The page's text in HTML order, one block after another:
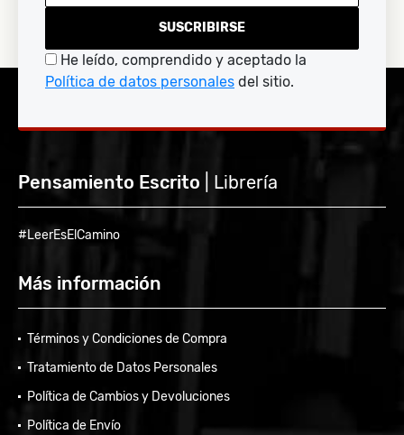
SUSCRIBIRSE
He leído, comprendido y aceptado la
Política de datos personales del sitio.
Pensamiento Escrito | Librería
#LeerEsElCamino
Más información
Términos y Condiciones de Compra
Tratamiento de Datos Personales
Política de Cambios y Devoluciones
Política de Envío